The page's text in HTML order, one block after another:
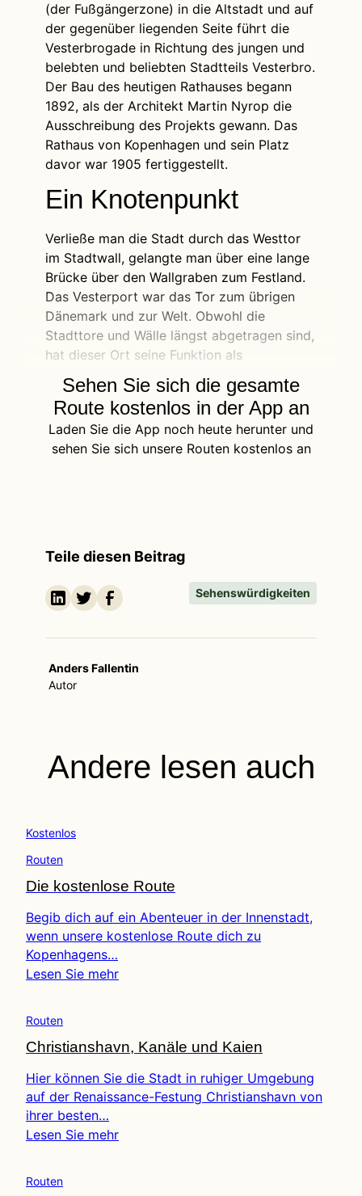
(der Fußgängerzone) in die Altstadt und auf
der gegenüber liegenden Seite führt die
Vesterbrogade in Richtung des jungen und
belebten und beliebten Stadtteils Vesterbro.
Der Bau des heutigen Rathauses begann
1892, als der Architekt Martin Nyrop die
Ausschreibung des Projekts gewann. Das
Rathaus von Kopenhagen und sein Platz
davor war 1905 fertiggestellt.
Ein Knotenpunkt
Verließe man die Stadt durch das Westtor
im Stadtwall, gelangte man über eine lange
Brücke über den Wallgraben zum Festland.
Das Vesterport war das Tor zum übrigen
Dänemark und zur Welt. Obwohl die
Stadttore und Wälle längst abgetragen sind,
hat dieser Ort seine Funktion als
Sehen Sie sich die gesamte
Route kostenlos in der App an
Laden Sie die App noch heute herunter und
sehen Sie sich unsere Routen kostenlos an
Teile diesen Beitrag
Sehenswürdigkeiten
Anders Fallentin
Autor
Andere lesen auch
Kostenlos
Routen
Die kostenlose Route
Begib dich auf ein Abenteuer in der Innenstadt,
wenn unsere kostenlose Route dich zu
Kopenhagens…
Lesen Sie mehr
Routen
Christianshavn, Kanäle und Kaien
Hier können Sie die Stadt in ruhiger Umgebung
auf der Renaissance-Festung Christianshavn von
ihrer besten…
Lesen Sie mehr
Routen